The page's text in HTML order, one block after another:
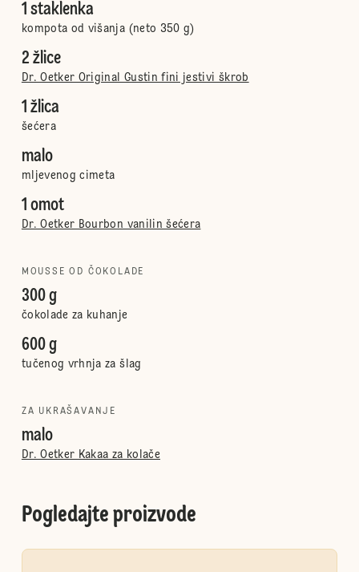
1 staklenka
kompota od višanja (neto 350 g)
2 žlice
Dr. Oetker Original Gustin fini jestivi škrob
1 žlica
šećera
malo
mljevenog cimeta
1 omot
Dr. Oetker Bourbon vanilin šećera
MOUSSE OD ČOKOLADE
300 g
čokolade za kuhanje
600 g
tučenog vrhnja za šlag
ZA UKRAŠAVANJE
malo
Dr. Oetker Kakaa za kolače
Pogledajte proizvode